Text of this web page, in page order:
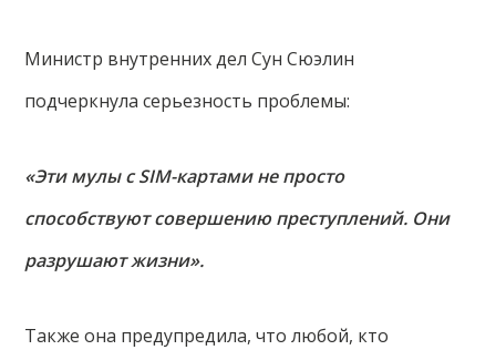
Министр внутренних дел Сун Сюэлин
подчеркнула серьезность проблемы:
«Эти мулы с SIM-картами не просто
способствуют совершению преступлений. Они
разрушают жизни».
Также она предупредила, что любой, кто